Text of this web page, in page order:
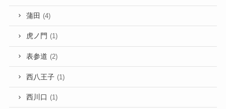
蒲田 (4)
虎ノ門 (1)
表参道 (2)
西八王子 (1)
西川口 (1)